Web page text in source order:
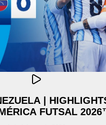
|
FUTSAL